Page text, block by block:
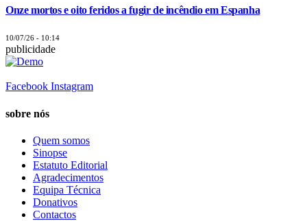
Onze mortos e oito feridos a fugir de incêndio em Espanha
10/07/26 - 10:14
publicidade
Facebook Instagram
sobre nós
Quem somos
Sinopse
Estatuto Editorial
Agradecimentos
Equipa Técnica
Donativos
Contactos